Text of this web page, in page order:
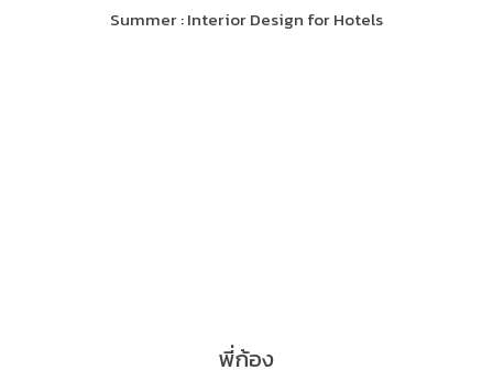
Summer : Interior Design for Hotels
พี่ก้อง